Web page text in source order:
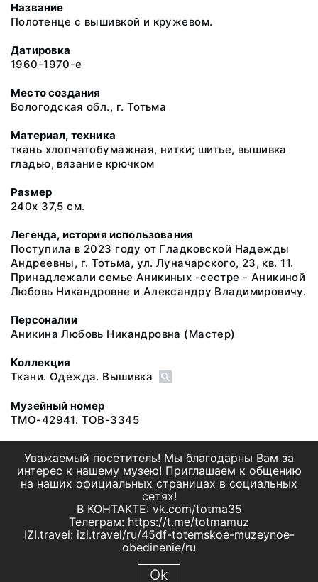
Название
Полотенце с вышивкой и кружевом.
Датировка
1960-1970-е
Место создания
Вологодская обл., г. Тотьма
Материал, техника
ткань хлопчатобумажная, нитки; шитье, вышивка
гладью, вязание крючком
Размер
240х 37,5 см.
Легенда, история использования
Поступила в 2023 году от Гладковской Надежды
Андреевны, г. Тотьма, ул. Луначарского, 23, кв. 11.
Принадлежали семье Аникиных -сестре - Аникиной
Любовь Никандровне и Александру Владимировичу.
Персоналии
Аникина Любовь Никандровна (Мастер)
Коллекция
Ткани. Одежда. Вышивка
Музейный номер
ТМО-42941. ТОВ-3345
Уважаемый посетитель! Мы благодарны Вам за
интерес к нашему музею! Приглашаем к общению
на наших официальных страницах в социальных
сетях!
В КОНТАКТЕ: vk.com/totma35
Телеграм: https://t.me/totmamuz
IZI.travel: izi.travel/ru/45df-totemskoe-muzeynoe-
obedinenie/ru
Ok